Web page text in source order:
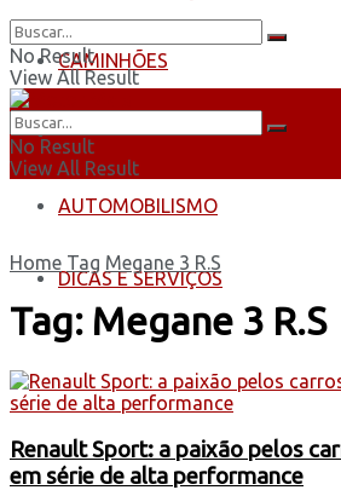
CAMINHÕES
ÔNIBUS
AUTOMOBILISMO
DICAS E SERVIÇOS
No Result
View All Result
No Result
View All Result
Home Tag Megane 3 R.S
Tag: Megane 3 R.S
Renault Sport: a paixão pelos
em série de alta performance